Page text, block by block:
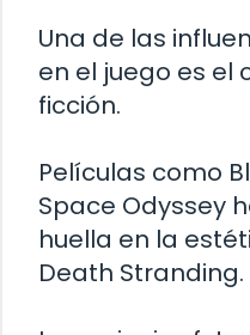
Una de las
en el juego es el
ficción.
Películas como
Space Odyssey
huella en la
Death Stranding.